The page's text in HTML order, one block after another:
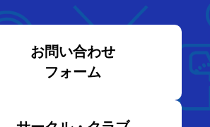
お問い合わせ
フォーム